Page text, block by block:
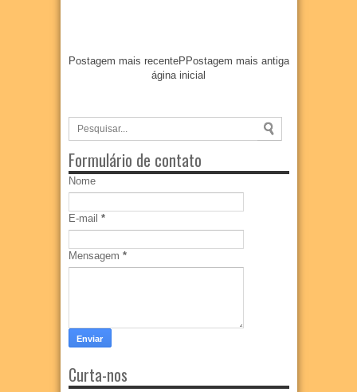
Postagem mais recente Postagem mais antiga
P
ágina inicial
Formulário de contato
Nome
E-mail *
Mensagem *
Curta-nos